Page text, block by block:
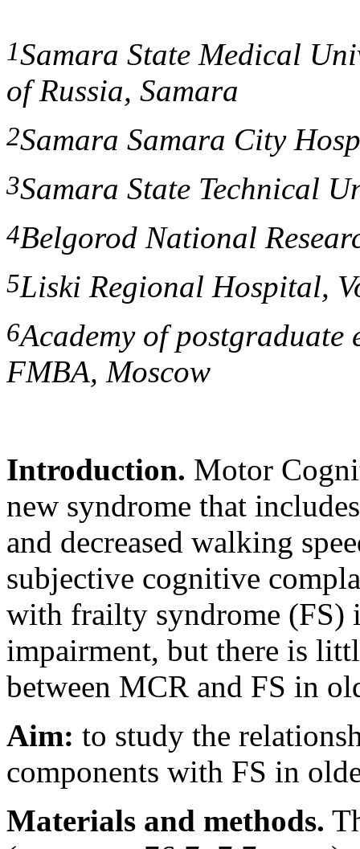
1Samara State Medical
of Russia, Samara
2Samara Samara City
3Samara State Technical
4Belgorod National
5Liski Regional Hospital,
6Academy of
FMBA, Moscow
Introduction. Motor
new syndrome that
and decreased walking
subjective cognitive
with frailty syndrome (FS)
impairment, but there is
between MCR and FS in
Aim: to study the
components with FS in
Materials and methods.